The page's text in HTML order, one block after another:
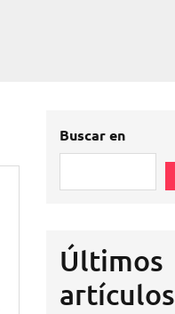
Buscar en
Últimos
artículos